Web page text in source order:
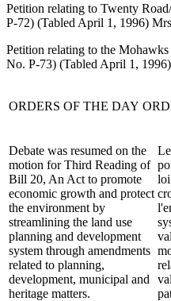
Petition relating to Twenty
P-72) (Tabled April 1, 1996)
Petition relating to the
No. P-73) (Tabled April 1,
ORDERS OF THE DAY
Debate was resumed on the
motion for Third Reading of
Bill 20, An Act to promote
economic growth and protect
the environment by
streamlining the land use
planning and development
system through amendments
related to planning,
development, municipal and
heritage matters.